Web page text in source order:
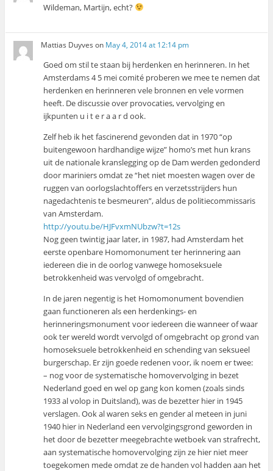
Wildeman, Martijn, echt?
Mattias Duyves on May 4, 2014 at 12:14 pm
Goed om stil te staan bij herdenken en herinneren. In het
Amsterdams 4 5 mei comité proberen we mee te nemen dat
herdenken en herinneren vele bronnen en vele vormen
heeft. De discussie over provocaties, vervolging en
ijkpunten u i t e r a a r d ook.
Zelf heb ik het fascinerend gevonden dat in 1970 “op
buitengewoon hardhandige wijze” homo’s met hun krans
uit de nationale kranslegging op de Dam werden gedonderd
door mariniers omdat ze “het niet moesten wagen over de
ruggen van oorlogslachtoffers en verzetsstrijders hun
nagedachtenis te besmeuren”, aldus de politiecommissaris
van Amsterdam.
http://youtu.be/HJFvxmNUbzw?t=12s
Nog geen twintig jaar later, in 1987, had Amsterdam het
eerste openbare Homomonument ter herinnering aan
iedereen die in de oorlog vanwege homoseksuele
betrokkenheid was vervolgd of omgebracht.
In de jaren negentig is het Homomonument bovendien
gaan functioneren als een herdenkings- en
herinneringsmonument voor iedereen die wanneer of waar
ook ter wereld wordt vervolgd of omgebracht op grond van
homoseksuele betrokkenheid en schending van seksueel
burgerschap. Er zijn goede redenen voor, ik noem er twee:
– nog voor de systematische homovervolging in bezet
Nederland goed en wel op gang kon komen (zoals sinds
1933 al volop in Duitsland), was de bezetter hier in 1945
verslagen. Ook al waren seks en gender al meteen in juni
1940 hier in Nederland een vervolgingsgrond geworden in
het door de bezetter meegebrachte wetboek van strafrecht,
aan systematische homovervolging zijn ze hier niet meer
toegekomen mede omdat ze de handen vol hadden aan het